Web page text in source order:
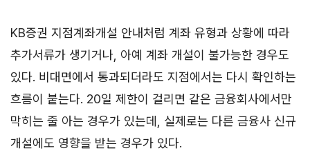
KB증권 지점계좌개설 안내처럼 계좌 유형과 상황에 따라
추가서류가 생기거나, 아예 계좌 개설이 불가능한 경우도
있다. 비대면에서 통과되더라도 지점에서는 다시 확인하는
흐름이 붙는다. 20일 제한이 걸리면 같은 금융회사에서만
막히는 줄 아는 경우가 있는데, 실제로는 다른 금융사 신규
개설에도 영향을 받는 경우가 있다.